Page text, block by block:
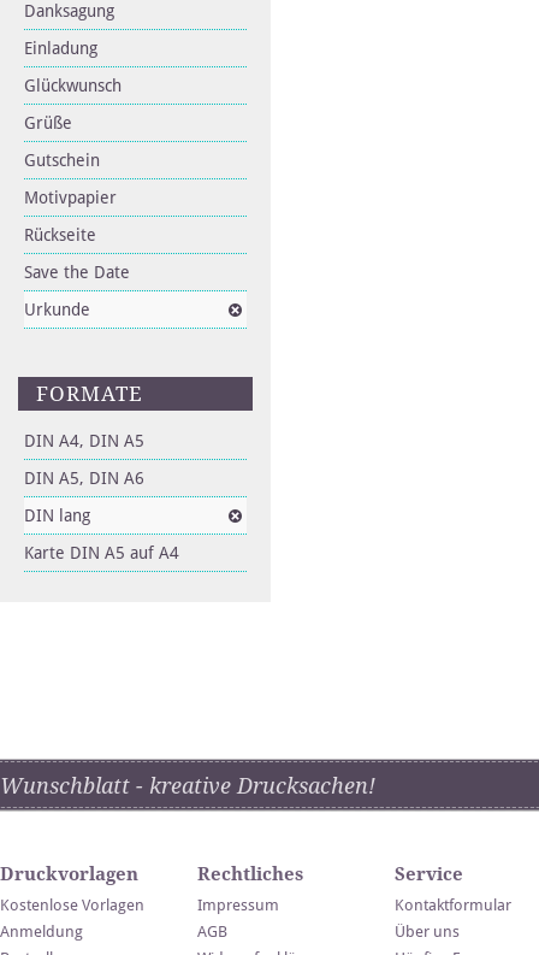
Danksagung
Einladung
Glückwunsch
Grüße
Gutschein
Motivpapier
Rückseite
Save the Date
Urkunde
FORMATE
DIN A4, DIN A5
DIN A5, DIN A6
DIN lang
Karte DIN A5 auf A4
Wunschblatt - kreative Drucksachen!
Druckvorlagen
Kostenlose Vorlagen
Anmeldung
Rechtliches
Impressum
AGB
Service
Kontaktformular
Über uns